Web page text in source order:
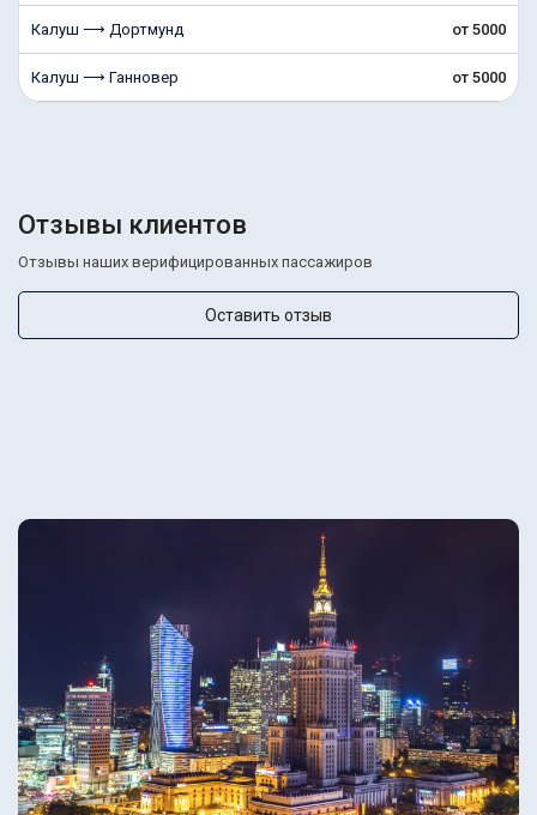
Калуш ⟶ Дортмунд от 5000
Калуш ⟶ Ганновер от 5000
Отзывы клиентов
Отзывы наших верифицированных пассажиров
Оставить отзыв